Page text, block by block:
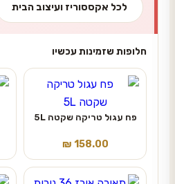
לכל אקססוריז ועיצוב הבית
חלופות שזמינות עכשיו
פח עגול טריקה שקטה 5L
₪ 158.00